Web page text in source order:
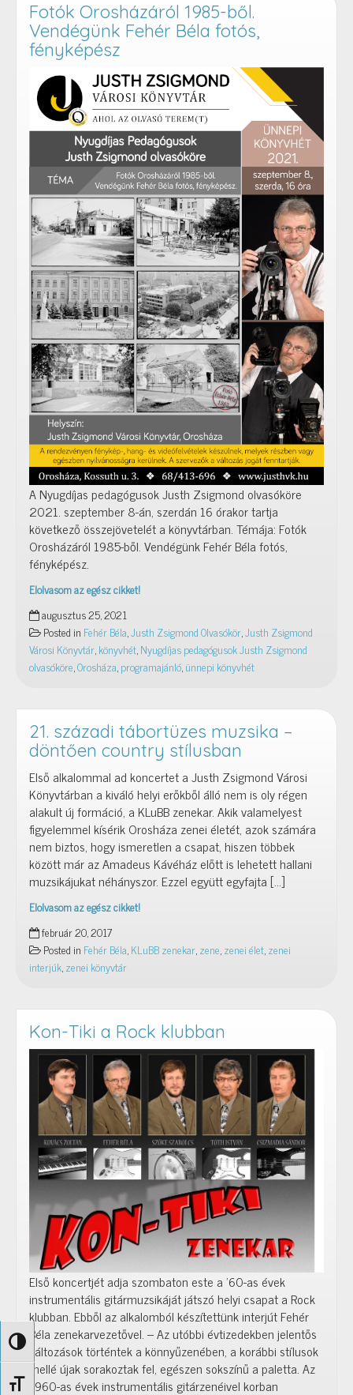
Nagy kontraszt váltása
Betűméret váltása
Fotók Orosházáról 1985-ből.
Vendégünk Fehér Béla fotós,
fényképész
A Nyugdíjas pedagógusok Justh Zsigmond olvasóköre
2021. szeptember 8-án, szerdán 16 órakor tartja
következő összejövetelét a könyvtárban. Témája: Fotók
Orosházáról 1985-ből. Vendégünk Fehér Béla fotós,
fényképész.
Elolvasom az egész cikket!
Fotók
Orosházáról
1985-
ből.
Vendégünk
Béla
fotós,
fényképész
augusztus 25, 2021
Posted in Fehér Béla,Justh Zsigmond Olvasókör,Justh Zsigmond
Városi Könyvtár,könyvhét,Nyugdíjas pedagógusok Justh Zsigmond
olvasóköre,Orosháza,programajánló,ünnepi könyvhét
21. századi tábortüzes muzsika –
döntően country stílusban
Első alkalommal ad koncertet a Justh Zsigmond Városi
Könyvtárban a kiváló helyi erőkből álló nem is oly régen
alakult új formáció, a KLuBB zenekar. Akik valamelyest
figyelemmel kísérik Orosháza zenei életét, azok számára
nem biztos, hogy ismeretlen a csapat, hiszen többek
között már az Amadeus Kávéház előtt is lehetett hallani
muzsikájukat néhányszor. Ezzel együtt egyfajta […]
Elolvasom az egész cikket!
21.
századi
tábortüzes
muzsika
döntően
country
stílusban
február 20, 2017
Posted in Fehér Béla,KLuBB zenekar,zene,zenei élet,zenei
interjúk,zenei könyvtár
Kon-Tiki a Rock klubban
Első koncertjét adja szombaton este a ’60-as évek
instrumentális gitármuzsikáját játszó helyi csapat a Rock
klubban. Ebből az alkalomból készítettünk interjút Fehér
Béla zenekarvezetővel. – Az utóbbi évtizedekben jelentős
változások történtek a könnyűzenében, a korábbi stílusok
mellé újak sorakoztak fel, egészen sokszínű a paletta. Az
1960-as évek instrumentális gitárzenéivel korban